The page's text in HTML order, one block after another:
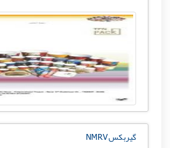
گیربکس NMRV